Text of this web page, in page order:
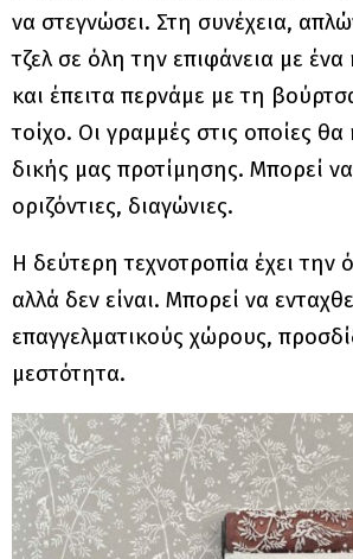
να στεγνώσει. Στη συνέχεια,
τζελ σε όλη την επιφάνεια με
και έπειτα περνάμε με τη
τοίχο. Οι γραμμές στις οποίες θα
δικής μας προτίμησης. Μπορεί να
οριζόντιες, διαγώνιες.
Η δεύτερη τεχνοτροπία έχει
αλλά δεν είναι. Μπορεί να
επαγγελματικούς χώρους,
μεστότητα.